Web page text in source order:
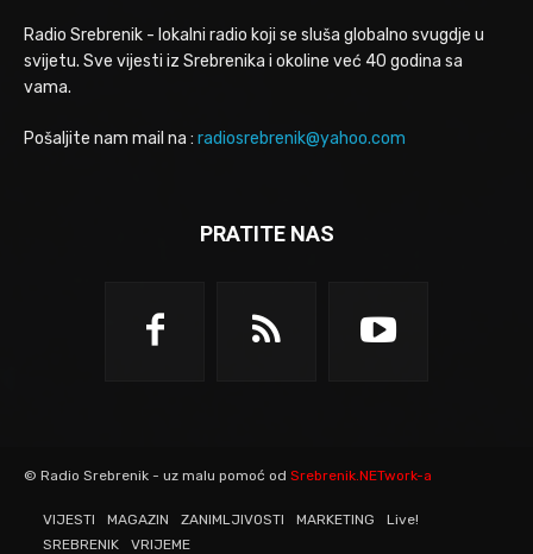
Radio Srebrenik - lokalni radio koji se sluša globalno svugdje u
svijetu. Sve vijesti iz Srebrenika i okoline već 40 godina sa
vama.
Pošaljite nam mail na : radiosrebrenik@yahoo.com
PRATITE NAS
© Radio Srebrenik - uz malu pomoć od Srebrenik.NETwork-a
VIJESTI MAGAZIN ZANIMLJIVOSTI MARKETING
Live!
SREBRENIK
VRIJEME